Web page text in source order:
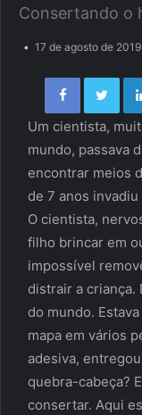
Consertando o
17 de agosto de 2019
Facebook Twitter
Um cientista,
mundo, passava
encontrar meios
de 7 anos
O cientista,
filho brincar em
impossível
distrair a criança.
do mundo.
mapa em vários
adesiva,
quebra-cabeça?
consertar. Aqui